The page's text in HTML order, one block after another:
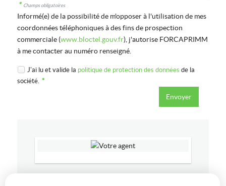
* Champs obligatoires
Informé(e) de la possibilité de m'opposer à l'utilisation de mes
coordonnées téléphoniques à des fins de prospection
commerciale (www.bloctel.gouv.fr), j'autorise FORCAPRIMM
à me contacter au numéro renseigné.
J'ai lu et valide la politique de protection des données de la
société. *